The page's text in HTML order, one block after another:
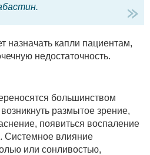
назначать капли пациентам,
недостаточность.
большинством
размытое зрение,
появиться воспаление
Системное влияние
или сонливостью,